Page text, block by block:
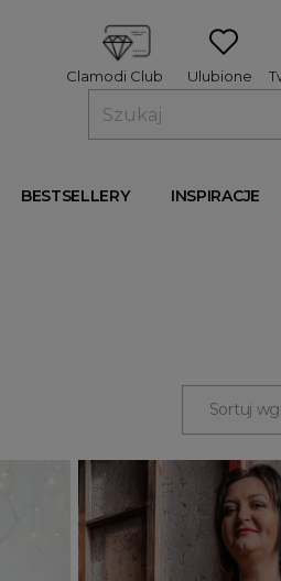
Ulubione
Clamodi Club
BESTSELLERY INSPIRACJE
Sortuj wg: